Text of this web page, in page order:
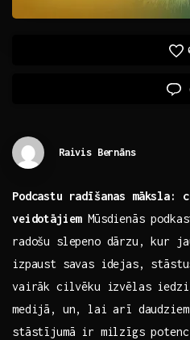
Raivis Bernāns
Podcastu‌ radīšanas māksla:
veidotājiemMūsdienās
radošu slepeno dārzu, ‍kur
izpaust savas idejas,⁤
vairāk cilvēku izvēlas
medijā, un, lai arī
stāstījumā ir milzīgs